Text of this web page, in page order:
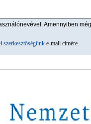
Amennyiben
szerkesztőségünk e-mail címére.